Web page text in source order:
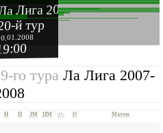
Лига 2007-2008
й тур
го тура Ла Лига 2007-
Н П ЗМ ПМ +|- О Матчи